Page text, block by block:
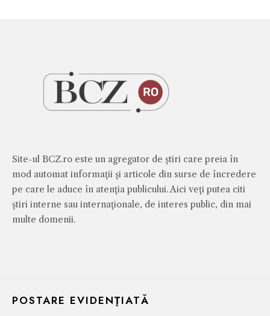
Site-ul BCZ.ro este un agregator de ştiri care preia în
mod automat informaţii şi articole din surse de încredere
pe care le aduce în atenţia publicului. Aici veţi putea citi
ştiri interne sau internaţionale, de interes public, din mai
multe domenii.
POSTARE EVIDENŢIATĂ